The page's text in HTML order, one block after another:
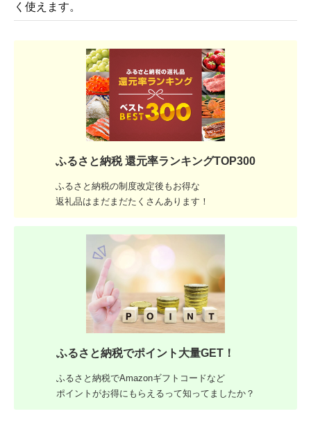
く使えます。
ふるさと納税 還元率ランキングTOP300
ふるさと納税の制度改定後もお得な
返礼品はまだまだたくさんあります！
ふるさと納税でポイント大量GET！
ふるさと納税でAmazonギフトコードなど
ポイントがお得にもらえるって知ってましたか？